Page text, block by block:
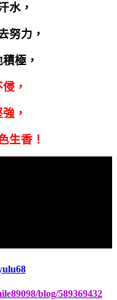
水，
努力，
極，
，
，
生香！
blog/589369432